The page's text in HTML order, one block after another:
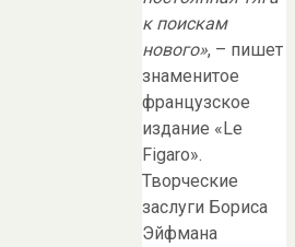
к поискам
нового», – пишет
знаменитое
французское
издание «Le
Figaro».
Творческие
заслуги Бориса
Эйфмана